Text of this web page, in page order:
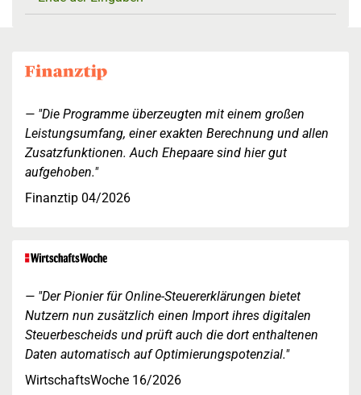
"Die Programme überzeugten mit einem großen
Leistungsumfang, einer exakten Berechnung und allen
Zusatzfunktionen. Auch Ehepaare sind hier gut
aufgehoben."
Finanztip 04/2026
"Der Pionier für Online-Steuererklärungen bietet
Nutzern nun zusätzlich einen Import ihres digitalen
Steuerbescheids und prüft auch die dort enthaltenen
Daten automatisch auf Optimierungspotenzial."
WirtschaftsWoche 16/2026